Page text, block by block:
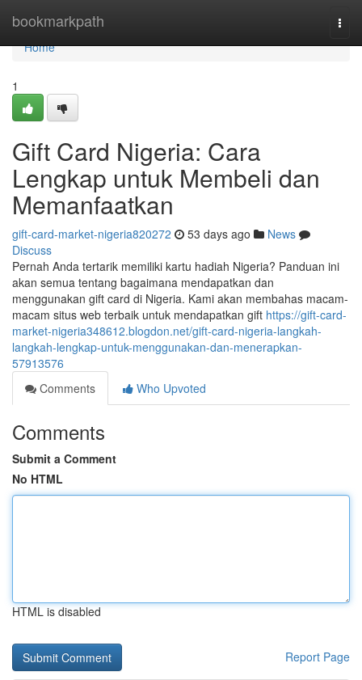
bookmarkpath
Home
Home
1
Gift Card Nigeria: Cara
Lengkap untuk Membeli dan
Memanfaatkan
gift-card-market-nigeria820272 53 days ago
News
Discuss
Pernah Anda tertarik memiliki kartu hadiah Nigeria? Panduan ini
akan semua tentang bagaimana mendapatkan dan
menggunakan gift card di Nigeria. Kami akan membahas macam-
macam situs web terbaik untuk mendapatkan gift https://gift-card-
market-nigeria348612.blogdon.net/gift-card-nigeria-langkah-
langkah-lengkap-untuk-menggunakan-dan-menerapkan-
57913576
Comments
Who Upvoted
Comments
Submit a Comment
No HTML
HTML is disabled
Report Page